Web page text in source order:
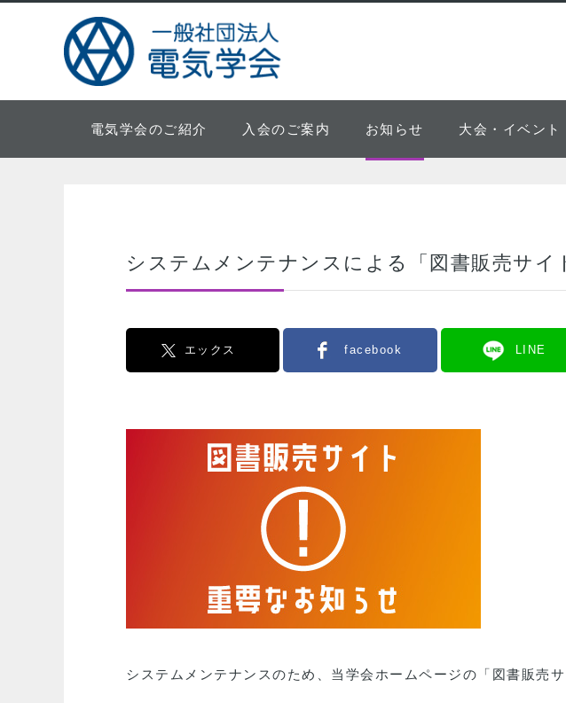
電気学会のご紹介 入会のご案内 お知らせ 大会・イベント
システムメンテナンスによる「図書販売サイ
エックス facebook LINE
システムメンテナンスのため、当学会ホームページの「図書販売